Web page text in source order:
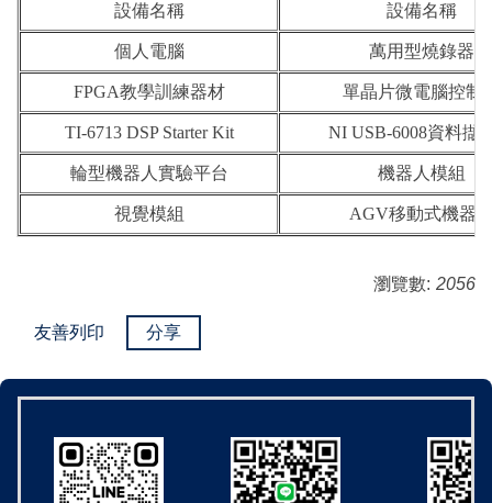
設備名稱 設備名稱
個人電腦 萬用型燒錄器
FPGA教學訓練器材 單晶片微電腦控制
TI-6713 DSP Starter Kit NI USB-6008資料擷
輪型機器人實驗平台 機器人模組
視覺模組 AGV移動式機器
瀏覽數: 2056
友善列印 分享